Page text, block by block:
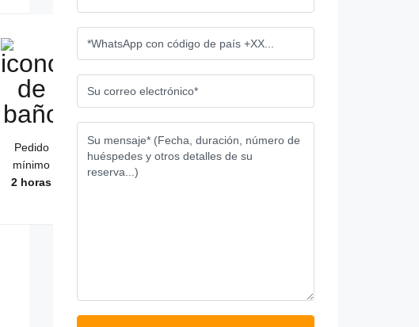
Pedido
mínimo
2 horas